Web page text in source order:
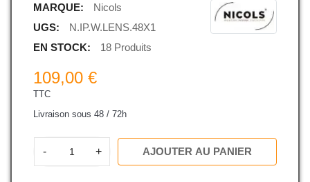
MARQUE:
Nicols
UGS:
N.IP.W.LENS.48X1
EN STOCK:
18 Produits
109,00 €
TTC
Livraison sous 48 / 72h
- + AJOUTER AU PANIER